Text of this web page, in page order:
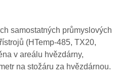
samostatných průmyslových
(HTemp-485, TX20,
v areálu hvězdárny,
na stožáru za hvězdárnou.